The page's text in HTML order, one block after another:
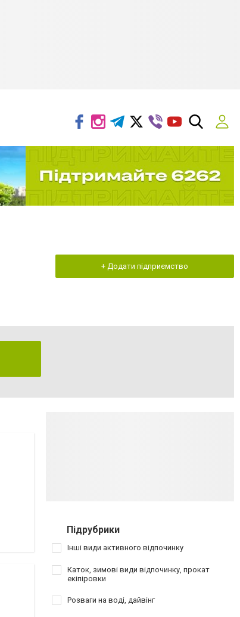
+ Додати підприємство
Підрубрики
Інші види активного відпочинку
Каток, зимові види відпочинку, прокат
екіпіровки
Розваги на воді, дайвінг